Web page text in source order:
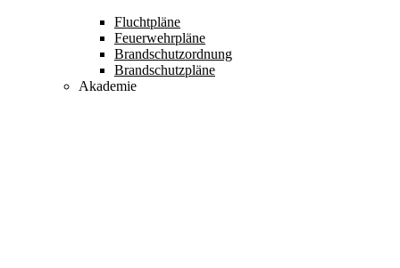
Fluchtpläne
Feuerwehrpläne
Brandschutzordnung
Brandschutzpläne
Akademie